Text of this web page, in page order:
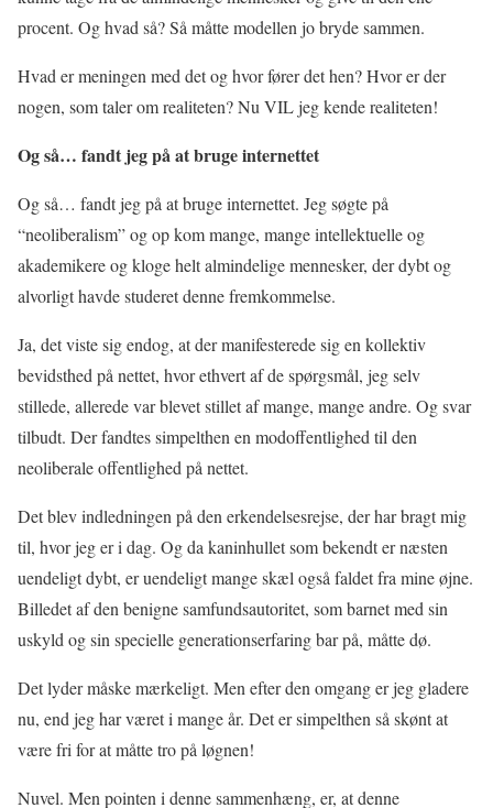
procent. Og hvad så? Så måtte modellen jo bryde sammen.
Hvad er meningen med det og hvor fører det hen? Hvor er der
nogen, som taler om realiteten? Nu VIL jeg kende realiteten!
Og så… fandt jeg på at bruge internettet
Og så… fandt jeg på at bruge internettet. Jeg søgte på
“neoliberalism” og op kom mange, mange intellektuelle og
akademikere og kloge helt almindelige mennesker, der dybt og
alvorligt havde studeret denne fremkommelse.
Ja, det viste sig endog, at der manifesterede sig en kollektiv
bevidsthed på nettet, hvor ethvert af de spørgsmål, jeg selv
stillede, allerede var blevet stillet af mange, mange andre. Og svar
tilbudt. Der fandtes simpelthen en modoffentlighed til den
neoliberale offentlighed på nettet.
Det blev indledningen på den erkendelsesrejse, der har bragt mig
til, hvor jeg er i dag. Og da kaninhullet som bekendt er næsten
uendeligt dybt, er uendeligt mange skæl også faldet fra mine øjne.
Billedet af den benigne samfundsautoritet, som barnet med sin
uskyld og sin specielle generationserfaring bar på, måtte dø.
Det lyder måske mærkeligt. Men efter den omgang er jeg gladere
nu, end jeg har været i mange år. Det er simpelthen så skønt at
være fri for at måtte tro på løgnen!
Nuvel. Men pointen i denne sammenhæng, er, at denne